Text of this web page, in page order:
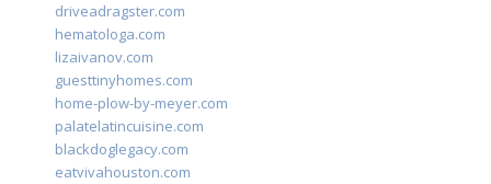
driveadragster.com
hematologa.com
lizaivanov.com
guesttinyhomes.com
home-plow-by-meyer.com
palatelatincuisine.com
blackdoglegacy.com
eatvivahouston.com